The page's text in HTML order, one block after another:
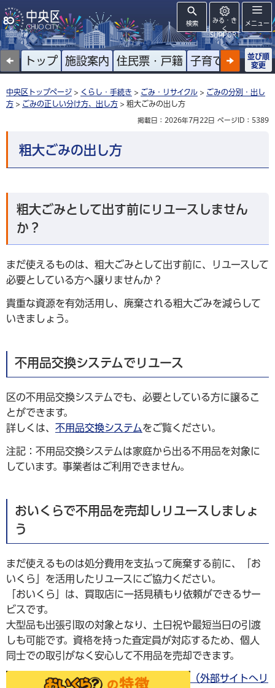
検索
みる・き
く
SUPPORT
メニュー
トップ 施設案内 住民票・戸籍 子育て 高齢者
並び順
変更
中央区トップページ > くらし・手続き > ごみ・リサイクル > ごみの分別・出し
方 > ごみの正しい分け方、出し方 > 粗大ごみの出し方
掲載日：2026年7月22日 ページID：5389
粗大ごみの出し方
粗大ごみとして出す前にリユースしません
か？
まだ使えるものは、粗大ごみとして出す前に、リユースして
必要としている方へ譲りませんか？
貴重な資源を有効活用し、廃棄される粗大ごみを減らして
いきましょう。
不用品交換システムでリユース
区の不用品交換システムでも、必要としている方に譲るこ
とができます。
詳しくは、 不用品交換システムをご覧ください。
注記：不用品交換システムは家庭から出る不用品を対象に
しています。事業者はご利用できません。
おいくらで不用品を売却しリユースしましょ
う
まだ使えるものは処分費用を支払って廃棄する前に、「お
いくら」を活用したリユースにご協力ください。
「おいくら」は、買取店に一括見積もり依頼ができるサー
ビスです。
大型品も出張引取の対象となり、土日祝や最短当日の引渡
しも可能です。資格を持った査定員が対応するため、個人
同士での取引がなく安心して不用品を売却できます。
（外部サイトへリ